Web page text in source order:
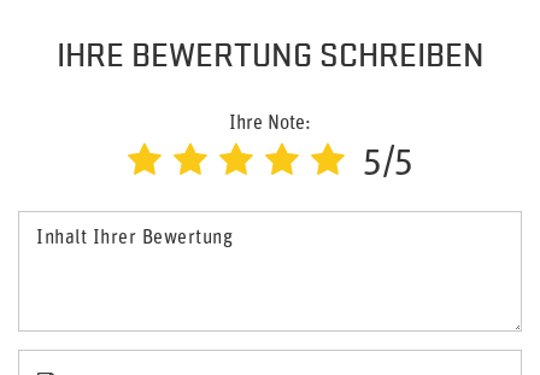
IHRE BEWERTUNG SCHREIBEN
Ihre Note:
5/5
Inhalt Ihrer Bewertung